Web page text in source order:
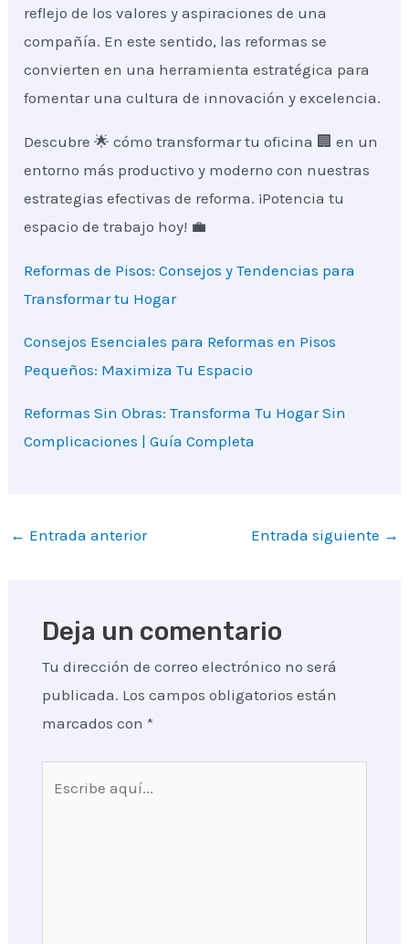
reflejo de los valores y aspiraciones de una
compañía. En este sentido, las reformas se
convierten en una herramienta estratégica para
fomentar una cultura de innovación y excelencia.
Descubre 🌟 cómo transformar tu oficina 🏢 en un
entorno más productivo y moderno con nuestras
estrategias efectivas de reforma. ¡Potencia tu
espacio de trabajo hoy! 💼
Reformas de Pisos: Consejos y Tendencias para
Transformar tu Hogar
Consejos Esenciales para Reformas en Pisos
Pequeños: Maximiza Tu Espacio
Reformas Sin Obras: Transforma Tu Hogar Sin
Complicaciones | Guía Completa
Navegación
← Entrada anterior Entrada siguiente →
Deja un comentario
Tu dirección de correo electrónico no será
publicada. Los campos obligatorios están
marcados con *